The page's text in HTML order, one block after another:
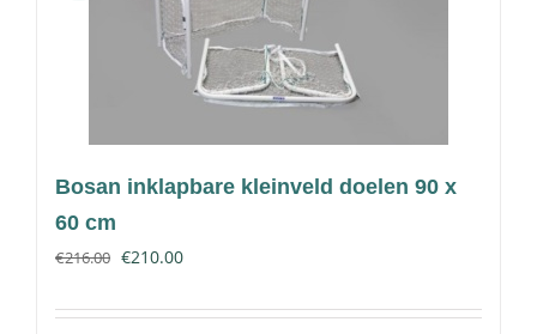
Bosan inklapbare kleinveld doelen 90 x
60 cm
€216.00 €210.00